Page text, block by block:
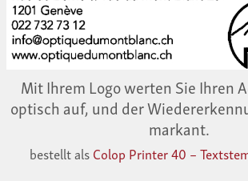
Mit Ihrem Logo werten Sie Ihren
optisch auf, und der
markant.
bestellt alsColop Printer 40 –